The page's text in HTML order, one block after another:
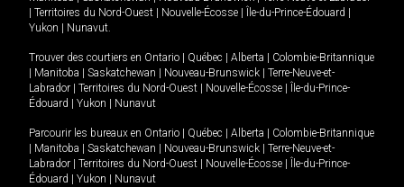
Territoires du Nord-Ouest Nouvelle-Écosse Île-du-Prince-Édouard
Yukon
Nunavut.
Trouver des courtiers en Ontario Québec Alberta
Colombie-Britannique
Manitoba Saskatchewan Nouveau-Brunswick
Terre-Neuve-et-
Labrador
Territoires du Nord-Ouest Nouvelle-Écosse
Île-du-Prince-
Édouard
Yukon Nunavut
Parcourir les bureaux en Ontario Québec Alberta
Colombie-Britannique
Manitoba Saskatchewan Nouveau-Brunswick
Terre-Neuve-et-
Labrador
Territoires du Nord-Ouest Nouvelle-Écosse
Île-du-Prince-
Édouard
Yukon Nunavut